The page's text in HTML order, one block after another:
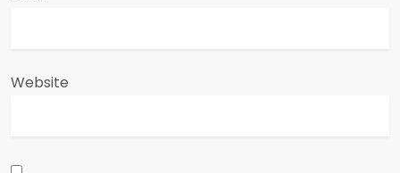
Website